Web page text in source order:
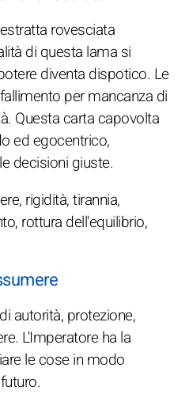
rovesciata
di questa lama si
diventa dispotico. Le
per mancanza di
Questa carta capovolta
ed egocentrico,
decisioni giuste.
rigidità, tirannia,
rottura dell'equilibrio,
autorità, protezione,
L'Imperatore ha la
le cose in modo